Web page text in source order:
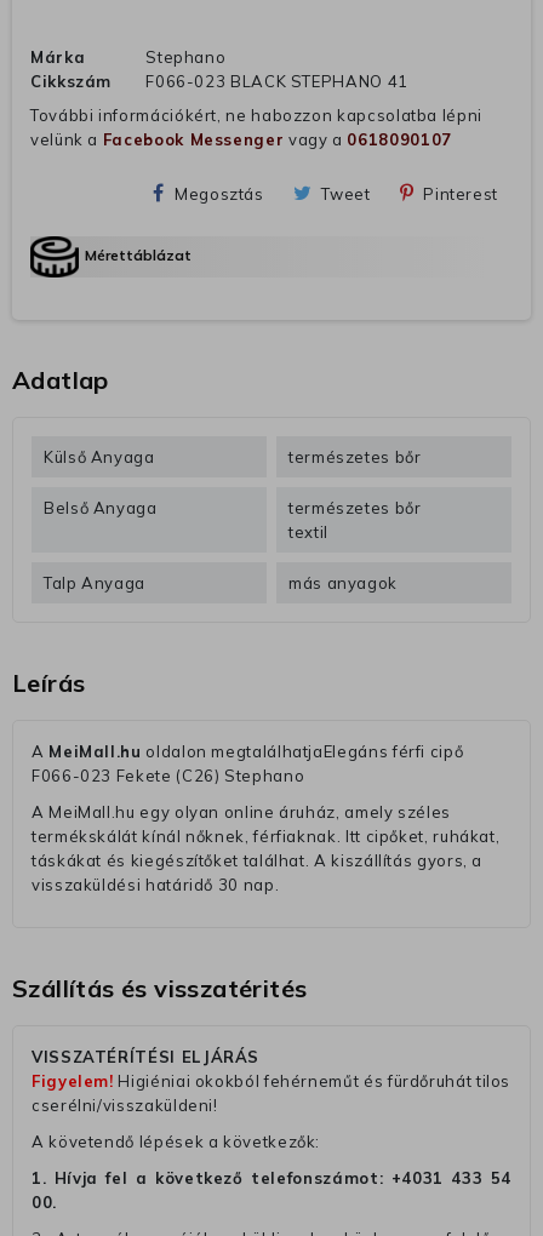
Márka
Stephano
Cikkszám
F066-023 BLACK STEPHANO 41
További információkért, ne habozzon kapcsolatba lépni
velünk a Facebook Messenger vagy a 0618090107
Megosztás Tweet Pinterest
Mérettáblázat
Adatlap
Külső Anyaga természetes bőr
Belső Anyaga
természetes bőr
textil
Talp Anyaga más anyagok
Leírás
A MeiMall.hu oldalon megtalálhatjaElegáns férfi cipő
F066-023 Fekete (C26) Stephano
A MeiMall.hu egy olyan online áruház, amely széles
termékskálát kínál nőknek, férfiaknak. Itt cipőket, ruhákat,
táskákat és kiegészítőket találhat. A kiszállítás gyors, a
visszaküldési határidő 30 nap.
Szállítás és visszatérités
VISSZATÉRÍTÉSI ELJÁRÁS
Figyelem! Higiéniai okokból fehérneműt és fürdőruhát tilos
cserélni/visszaküldeni!
A követendő lépések a következők:
1. Hívja fel a következő telefonszámot: +4031 433 54
00.